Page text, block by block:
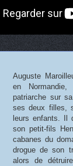
Auguste
en
patriarche sur
ses deux filles,
leurs enfants. Il
son petit-fils
cabanes du
drogue de son
alors de